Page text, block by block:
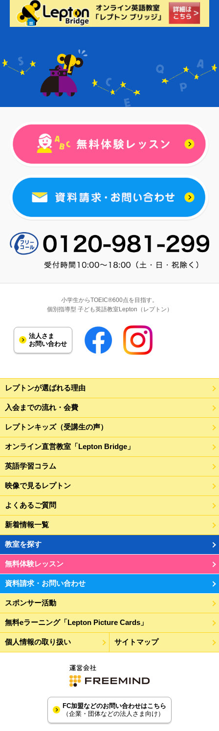
小学生からTOEIC®600点を目指す。
個別指導型 子ども英語教室Lepton（レプトン）
法人さま
お問い合わせ
レプトンが選ばれる理由
入会までの流れ・会費
レプトンキッズ（受講生の声）
オンライン直営教室「Lepton Bridge」
英語学習コラム
映像で見るレプトン
よくあるご質問
新着情報一覧
教室を探す
無料体験レッスン
資料請求・お問い合わせ
スポンサー活動
無料eラーニング「Lepton Picture Cards」
個人情報の取り扱い サイトマップ
FC加盟などのお問い合わせはこちら
（企業・団体などの法人さま向け）